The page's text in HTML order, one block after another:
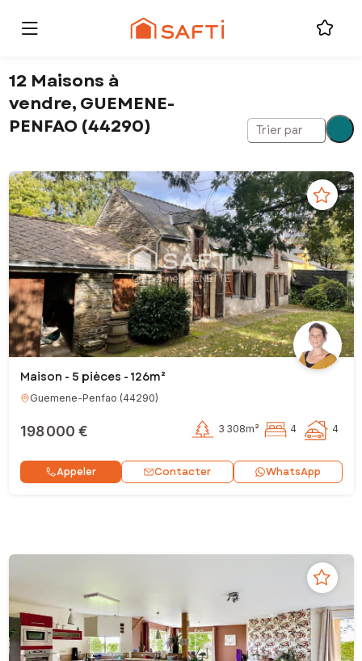
12 Maisons à
vendre, GUEMENE-
PENFAO (44290)
Trier par
Maison - 5 pièces - 126m²
Guemene-Penfao (44290)
198 000 € 3 308m² 4 4
Appeler Contacter WhatsApp